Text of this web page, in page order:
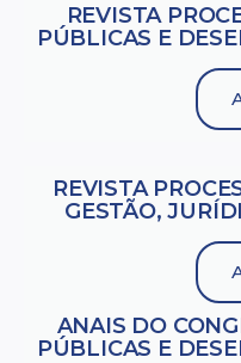
REVISTA
PÚBLICAS E
REVISTA
GESTÃO,
ANAIS DO
PÚBLICAS E